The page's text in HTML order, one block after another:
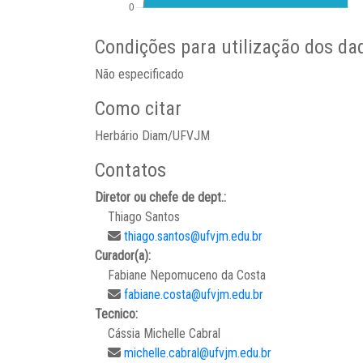
Condições para utilização dos
Não especificado
Como citar
Herbário Diam/UFVJM
Contatos
Diretor ou chefe de dept.:
Thiago Santos
thiago.santos@ufvjm.edu.br
Curador(a):
Fabiane Nepomuceno da Costa
fabiane.costa@ufvjm.edu.br
Tecnico:
Cássia Michelle Cabral
michelle.cabral@ufvjm.edu.br